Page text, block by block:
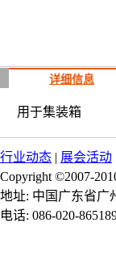
详细信息
用于集装箱
行业动态 | 展会活动
Copyright ©2007-
地址: 中国广东省广
电话: 086-020-